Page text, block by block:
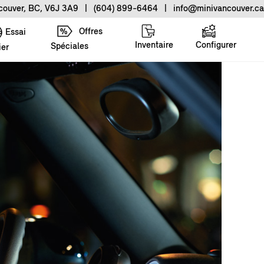
BC, V6J 3A9 (604) 899-6464 info@minivancouver.ca
Essai
Offres
Spéciales
Inventaire Configurer